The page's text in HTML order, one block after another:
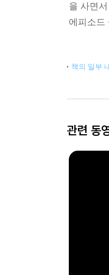
을 사면
에피소드
책의 일부
관련 동